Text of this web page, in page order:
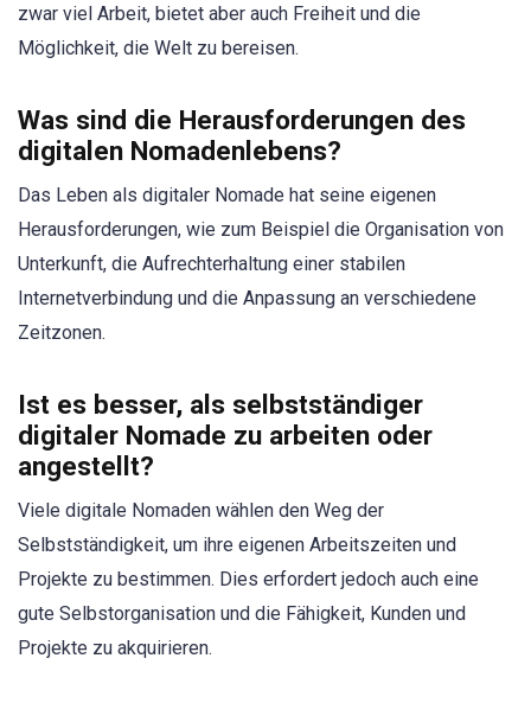
zwar viel Arbeit, bietet aber auch Freiheit und die
Möglichkeit, die Welt zu bereisen.
Was sind die Herausforderungen des
digitalen Nomadenlebens?
Das Leben als digitaler Nomade hat seine eigenen
Herausforderungen, wie zum Beispiel die Organisation von
Unterkunft, die Aufrechterhaltung einer stabilen
Internetverbindung und die Anpassung an verschiedene
Zeitzonen.
Ist es besser, als selbstständiger
digitaler Nomade zu arbeiten oder
angestellt?
Viele digitale Nomaden wählen den Weg der
Selbstständigkeit, um ihre eigenen Arbeitszeiten und
Projekte zu bestimmen. Dies erfordert jedoch auch eine
gute Selbstorganisation und die Fähigkeit, Kunden und
Projekte zu akquirieren.